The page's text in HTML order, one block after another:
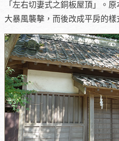
「左右切妻式之銅板屋頂」。
大暴風襲擊，而後改成平房的樣